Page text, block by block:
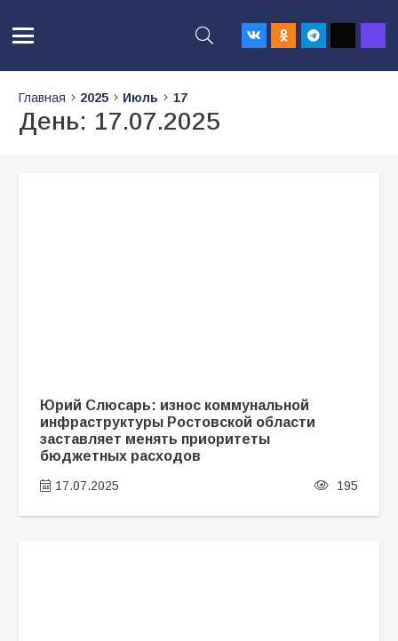
Главная 2025 Июль 17
День: 17.07.2025
Юрий Слюсарь: износ коммунальной
инфраструктуры Ростовской области
заставляет менять приоритеты
бюджетных расходов
17.07.2025 195